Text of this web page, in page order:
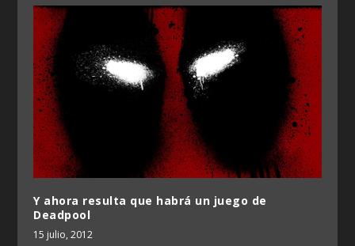
Y ahora resulta que habrá un juego de
Deadpool
15 julio, 2012